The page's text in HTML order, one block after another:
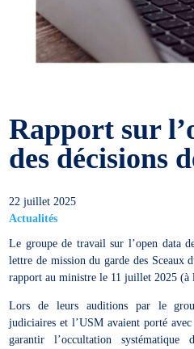
Rapport sur
des décisions
22 juillet 2025
Actualités
Le groupe de travail sur l’open data
lettre de mission du garde des Sceaux
rapport au ministre le 11 juillet 2025
Lors de leurs auditions par le
judiciaires et l’USM avaient porté
garantir l’occultation